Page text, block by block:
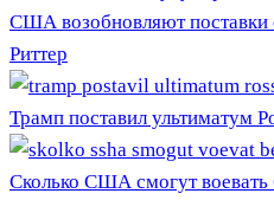
США возобновляют
Риттер
Трамп поставил ультиматум
Сколько США смогут